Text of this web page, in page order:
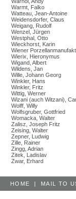
Warmt, Falko
Watteau, Jean-Antoine
Weidensdorfer, Claus
Weigang, Rudolf
Wenzel, Jürgen
Westphal, Otto
Wieckhorst, Karin
Wiener
Wierix, Hieronymus
Wigand, Albert
Wildens, Jan
Wille, Johann Georg
Winkler, Hans
Winkler, Fritz
Wittig, Werner
Wizani (auch Witzani),
Wolff, Willy
Wolfsgruber, Gottfried
Womacka, Walter
Zalisz, Joseph Fritz
Zeising, Walter
Zepner, Ludwig
Zille, Rainer
Zingg, Adrian
Zitek, Ladislav
Zwar, Erhard
HOME | MAIL TO